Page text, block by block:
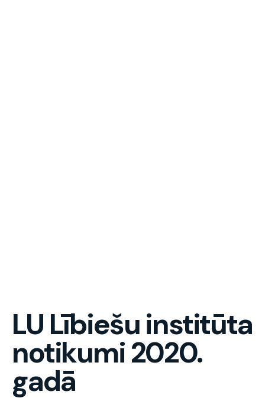
LU Lībiešu institūta
notikumi 2020.
gadā